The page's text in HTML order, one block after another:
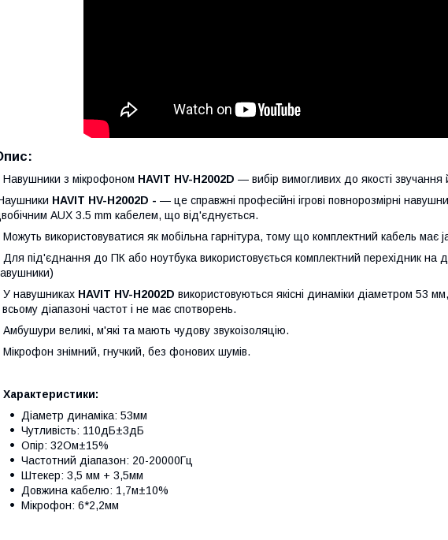
Навушники з мікрофоном HAVIT HV-H2002D — вибір вимогливих до якості звучання
HAVIT HV-H2002D - — це справжні професійні ігрові повнорозмірні
AUX 3.5 mm кабелем, що від'єднується.
Можуть використовуватися як мобільна гарнітура, тому що комплектний кабель має
Для під'єднання до ПК або ноутбука використовується комплектний перехідник на
У навушниках HAVIT HV-H2002D використовуються якісні динаміки діаметром 53
всьому діапазоні частот і не має спотворень.
Амбушури великі, м'які та мають чудову звукоізоляцію.
Мікрофон знімний, гнучкий, без фонових шумів.
Характеристики:
Діаметр динаміка: 53мм
Чутливість: 110дБ±3дБ
Опір: 32Ом±15%
Частотний діапазон: 20-20000Гц
Штекер: 3,5 мм + 3,5мм
Довжина кабелю: 1,7м±10%
Мікрофон: 6*2,2мм